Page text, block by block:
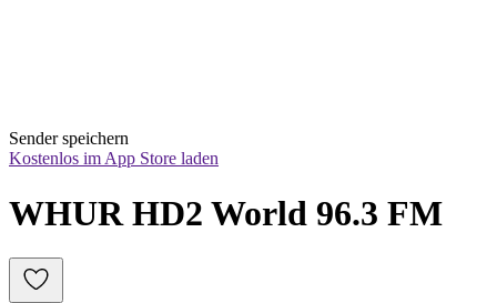
Sender speichern
Kostenlos im App Store laden
WHUR HD2 World 96.3 FM